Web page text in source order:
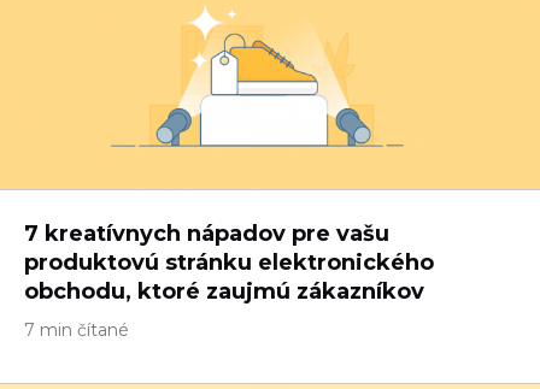
7 kreatívnych nápadov pre vašu
produktovú stránku elektronického
obchodu, ktoré zaujmú zákazníkov
7 min čítané